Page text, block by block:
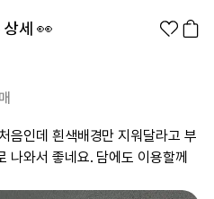
음인데 흰색배경만 지워달라고 부
나와서 좋네요. 담에도 이용할께
상세 👀
기업/웰컴 키트 굿즈 제작 방법